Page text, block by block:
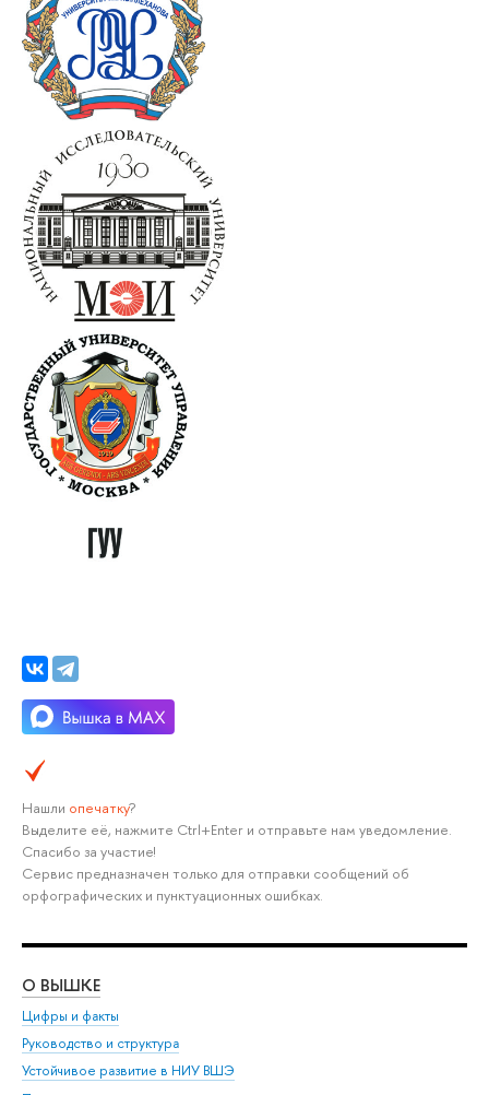
Нашли опечатку?
Выделите её, нажмите Ctrl+Enter и отправьте нам уведомление.
Спасибо за участие!
Сервис предназначен только для отправки сообщений об
орфографических и пунктуационных ошибках.
О ВЫШКЕ
Цифры и факты
Руководство и структура
Устойчивое развитие в НИУ ВШЭ